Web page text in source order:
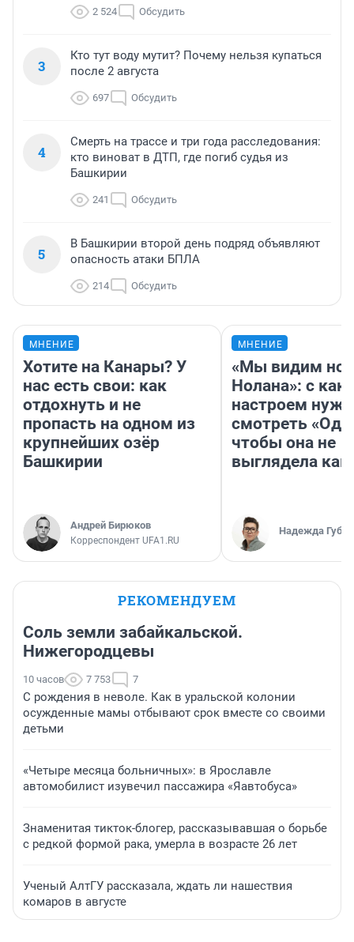
2 524 Обсудить
3
Кто тут воду мутит? Почему нельзя купаться
после 2 августа
697 Обсудить
4
Смерть на трассе и три года расследования:
кто виноват в ДТП, где погиб судья из
Башкирии
241 Обсудить
5
В Башкирии второй день подряд объявляют
опасность атаки БПЛА
214 Обсудить
МНЕНИЕ
Хотите на Канары? У
нас есть свои: как
отдохнуть и не
пропасть на одном из
крупнейших озёр
Башкирии
Андрей Бирюков
Корреспондент UFA1.RU
МНЕНИЕ
«Мы видим
Нолана»: с
настроем
смотреть
чтобы она не
выглядела как
Надежда
РЕКОМЕНДУЕМ
Соль земли забайкальской.
Нижегородцевы
10 часов 7 753 7
С рождения в неволе. Как в уральской колонии
осужденные мамы отбывают срок вместе со своими
детьми
«Четыре месяца больничных»: в Ярославле
автомобилист изувечил пассажира «Яавтобуса»
Знаменитая тикток-блогер, рассказывавшая о борьбе
с редкой формой рака, умерла в возрасте 26 лет
Ученый АлтГУ рассказала, ждать ли нашествия
комаров в августе